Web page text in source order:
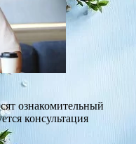
ознакомительный
консультация